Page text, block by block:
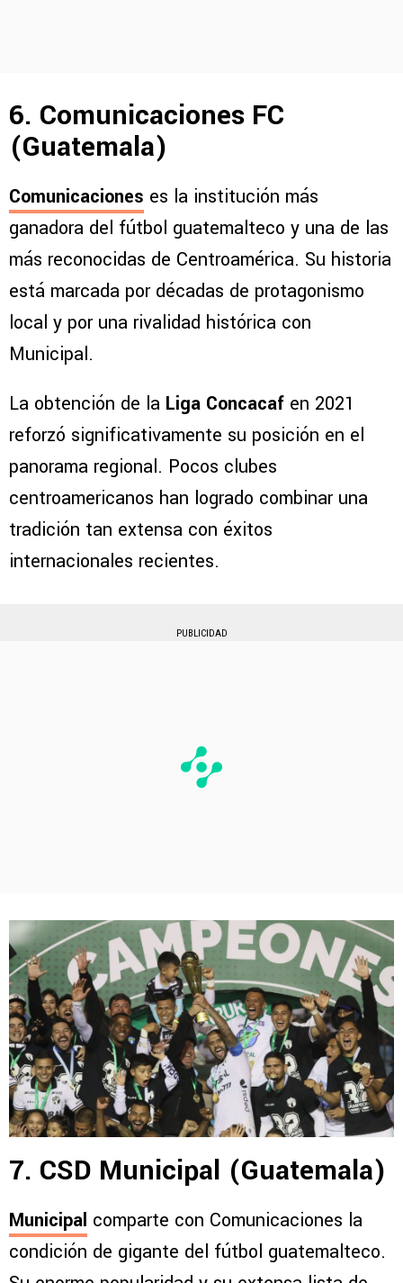
6. Comunicaciones FC
(Guatemala)
Comunicaciones es la institución más
ganadora del fútbol guatemalteco y una de las
más reconocidas de Centroamérica. Su historia
está marcada por décadas de protagonismo
local y por una rivalidad histórica con
Municipal.
La obtención de la Liga Concacaf en 2021
reforzó significativamente su posición en el
panorama regional. Pocos clubes
centroamericanos han logrado combinar una
tradición tan extensa con éxitos
internacionales recientes.
PUBLICIDAD
7. CSD Municipal (Guatemala)
Municipal comparte con Comunicaciones la
condición de gigante del fútbol guatemalteco.